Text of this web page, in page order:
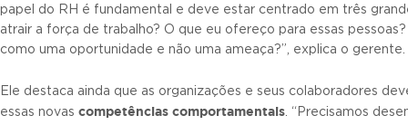
papel do RH é fundamental e deve estar centrado em três
atrair a força de trabalho? O que eu ofereço para essas
como uma oportunidade e não uma ameaça?”, explica o gerente.
Ele destaca ainda que as organizações e seus colaboradores
essas novas competências comportamentais. “Precisamos